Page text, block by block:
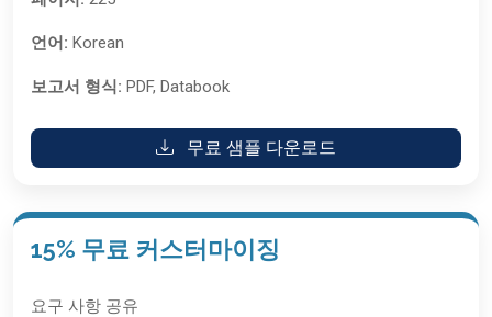
언어: Korean
보고서 형식: PDF, Databook
무료 샘플 다운로드
15% 무료 커스터마이징
요구 사항 공유